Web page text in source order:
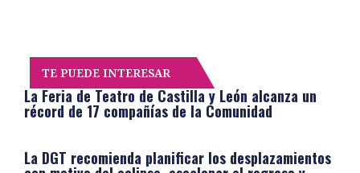
TE PUEDE INTERESAR
La Feria de Teatro de Castilla y León alcanza un
récord de 17 compañías de la Comunidad
La DGT recomienda planificar los desplazamientos